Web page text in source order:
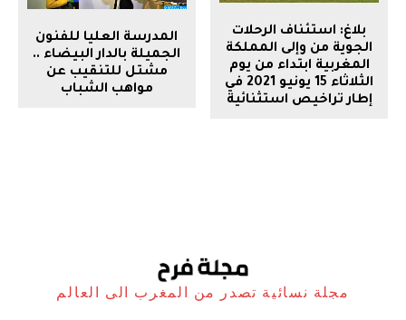
المدرسة العليا للفنون
الجميلة بالدار البيضاء ..
مشتل للتنقيب عن
مواهب الشباب
بلاغ: استئناف الرحلات
الجوية من وإلى المملكة
المغربية ابتداء من يوم
الثلاثاء 15 يونيو 2021 في
إطار تراخيص استثنائية
مجلة نسائية تصدر من المغرب الى العالم